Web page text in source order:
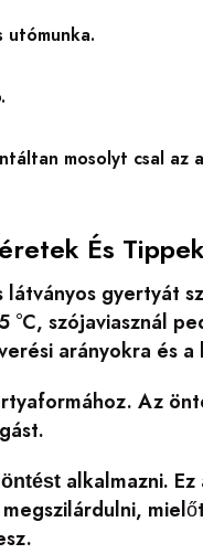
utómunka.
mosolyt csal az
És
gyertyát
szójaviasznál
arányokra és a
Az
alkalmazni.